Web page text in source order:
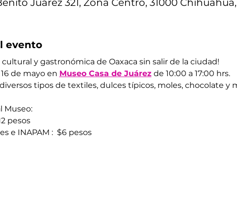
evento
cultural y gastronómica de Oaxaca sin salir de la ciudad!
de mayo en Museo Casa de Juárez de 10:00 a 17:00 hrs.
tipos de textiles, dulces típicos, moles, chocolate y
Museo:
pesos
e INAPAM :  $6 pesos